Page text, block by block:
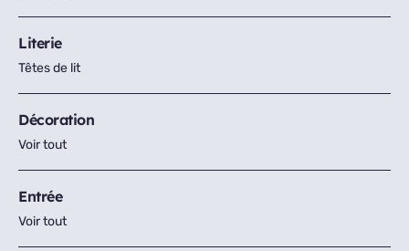
Literie
Têtes de lit
Décoration
Voir tout
Entrée
Voir tout